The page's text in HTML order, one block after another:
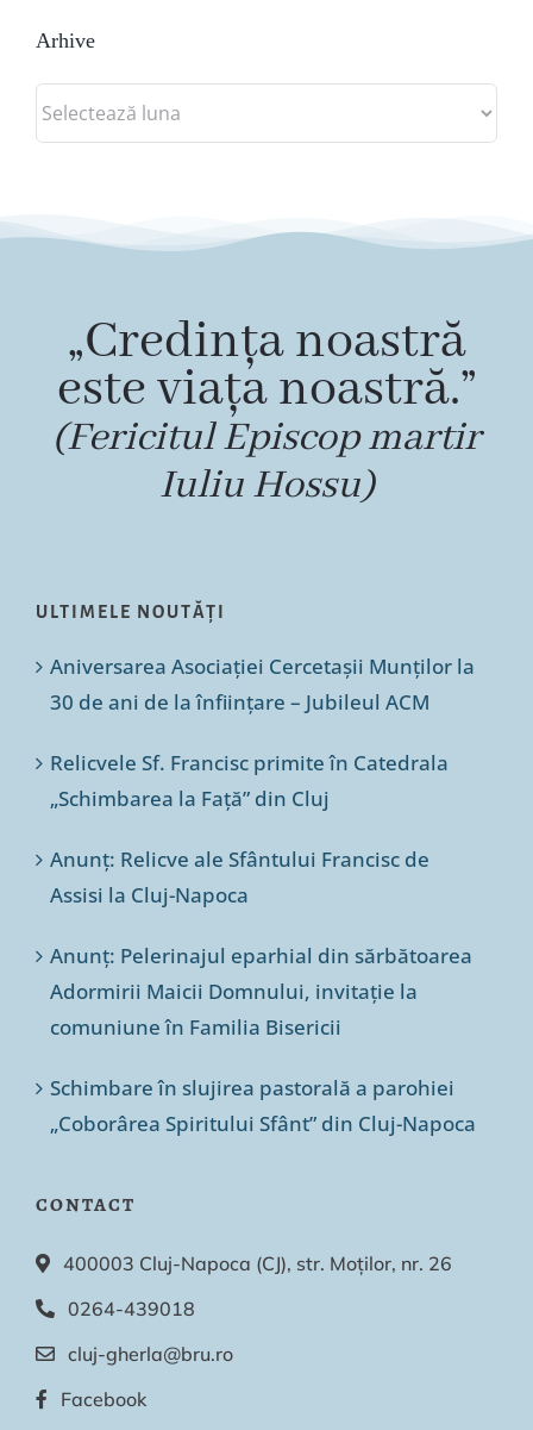
Arhive
Arhive
„Credința noastră
este viața noastră.”
(Fericitul Episcop martir
Iuliu Hossu)
ULTIMELE NOUTĂȚI
Aniversarea Asociației Cercetașii Munților la
30 de ani de la înființare – Jubileul ACM
Relicvele Sf. Francisc primite în Catedrala
„Schimbarea la Față” din Cluj
Anunț: Relicve ale Sfântului Francisc de
Assisi la Cluj-Napoca
Anunț: Pelerinajul eparhial din sărbătoarea
Adormirii Maicii Domnului, invitație la
comuniune în Familia Bisericii
Schimbare în slujirea pastorală a parohiei
„Coborârea Spiritului Sfânt” din Cluj-Napoca
CONTACT
400003 Cluj-Napoca (CJ), str. Moților, nr. 26
0264-439018
cluj-gherla@bru.ro
Facebook